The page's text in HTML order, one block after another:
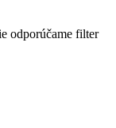
odporúčame filter